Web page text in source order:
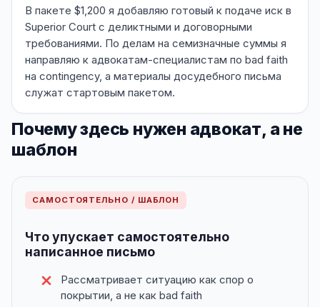
В пакете $1,200 я добавляю готовый к подаче иск в
Superior Court с деликтными и договорными
требованиями. По делам на семизначные суммы я
направляю к адвокатам-специалистам по bad faith
на contingency, а материалы досудебного письма
служат стартовым пакетом.
Почему здесь нужен адвокат, а не
шаблон
САМОСТОЯТЕЛЬНО / ШАБЛОН
Что упускает самостоятельно
написанное письмо
Рассматривает ситуацию как спор о
покрытии, а не как bad faith